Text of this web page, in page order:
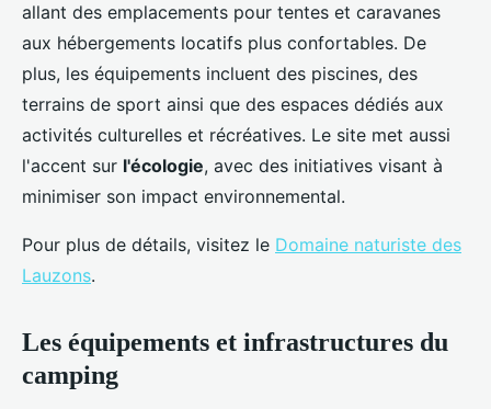
allant des emplacements pour tentes et caravanes
aux hébergements locatifs plus confortables. De
plus, les équipements incluent des piscines, des
terrains de sport ainsi que des espaces dédiés aux
activités culturelles et récréatives. Le site met aussi
l'accent sur l'écologie, avec des initiatives visant à
minimiser son impact environnemental.
Pour plus de détails, visitez le Domaine naturiste des
Lauzons.
Les équipements et infrastructures du
camping